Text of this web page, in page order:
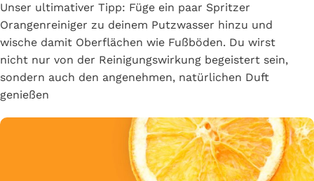
Unser ultimativer Tipp: Füge ein paar Spritzer
Orangenreiniger zu deinem Putzwasser hinzu und
wische damit Oberflächen wie Fußböden. Du wirst
nicht nur von der Reinigungswirkung begeistert sein,
sondern auch den angenehmen, natürlichen Duft
genießen